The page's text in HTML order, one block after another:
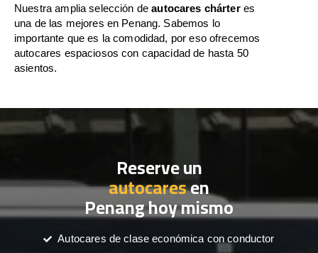
Nuestra amplia selección deautocares chárteres
una de las mejores en Penang. Sabemos lo
importante que es la comodidad, por eso ofrecemos
autocares espaciosos con capacidad de hasta 50
asientos.
Reserve un
autocaresen
Penang hoy mismo
Autocares de clase económica con conductor